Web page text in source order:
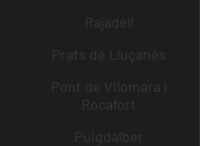
Rajadell
Prats de Lluçanès
Pont de Vilomara i
Rocafort
Puigdàlber